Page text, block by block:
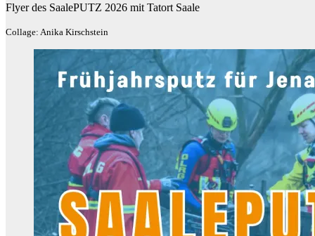
Flyer des SaalePUTZ 2026 mit Tatort Saale
Collage: Anika Kirschstein